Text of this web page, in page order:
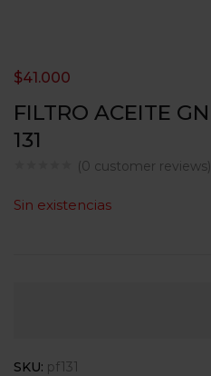
FILTRO ACEITE
131
(0 customer reviews)
$41.000
Sin existencias
SKU: pf131